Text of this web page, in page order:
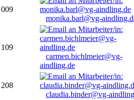
009
monika.barl@vg-
109
carmen.bichlmeier@vg-
aindling.de
208
claudia.binder@vg-